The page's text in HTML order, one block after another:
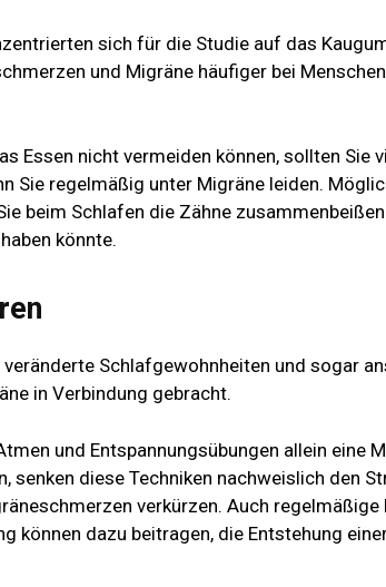
sich für die Studie auf das
und Migräne häufiger bei
Essen nicht vermeiden können, sollten Sie
Sie regelmäßig unter Migräne leiden.
beim Schlafen die Zähne
könnte.
veränderte Schlafgewohnheiten und sogar
in Verbindung gebracht.
und Entspannungsübungen allein eine
senken diese Techniken nachweislich den
verkürzen. Auch
können dazu beitragen, die Entstehung